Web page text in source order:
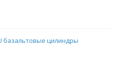
базальтовые цилиндры